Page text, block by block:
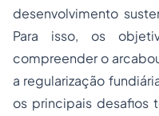
desenvolvimento
Para isso, os
compreender o
a regularização
os principais desafios